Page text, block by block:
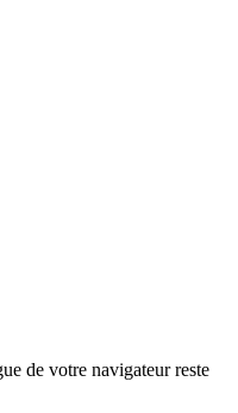
de votre navigateur reste